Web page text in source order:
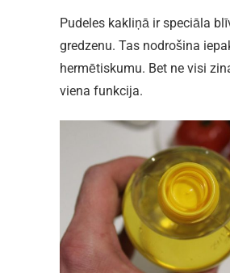
Pudeles kakliņā ir speciāla
gredzenu. Tas nodrošina
hermētiskumu. Bet ne visi
viena funkcija.